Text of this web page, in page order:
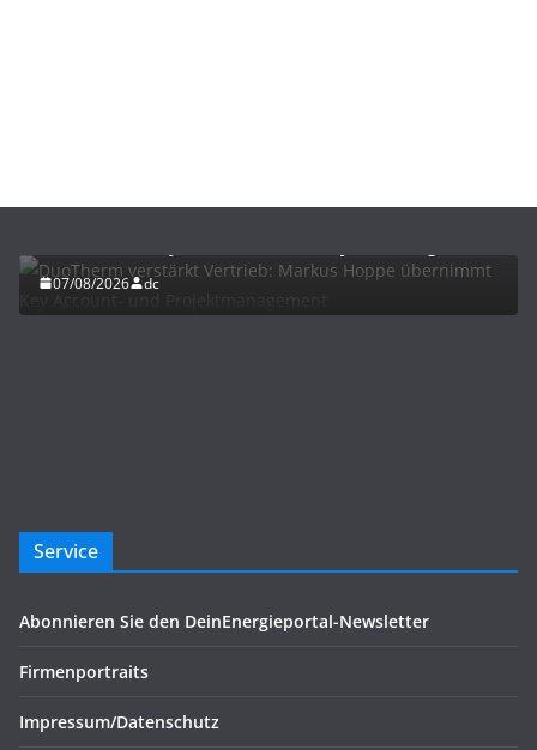
07/08/2026 dc
Service
Abonnieren Sie den DeinEnergieportal-Newsletter
Firmenportraits
Impressum/Datenschutz